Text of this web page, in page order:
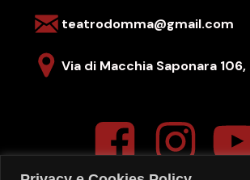
teatrodomma@gmail.com
Via di Macchia Saponara 106,